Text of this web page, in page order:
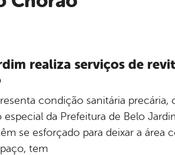
realiza serviços de
condição sanitária
da Prefeitura de Belo
se esforçado para deixar a área
tem